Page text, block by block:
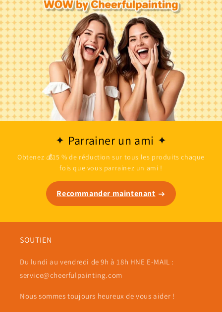
Parrainer un ami
Obtenez 💰15 % de réduction sur tous les produits chaque
fois que vous parrainez un ami !
Recommander maintenant
SOUTIEN
Du lundi au vendredi de 9h à 18h HNE E-MAIL :
service@cheerfulpainting.com
Nous sommes toujours heureux de vous aider !